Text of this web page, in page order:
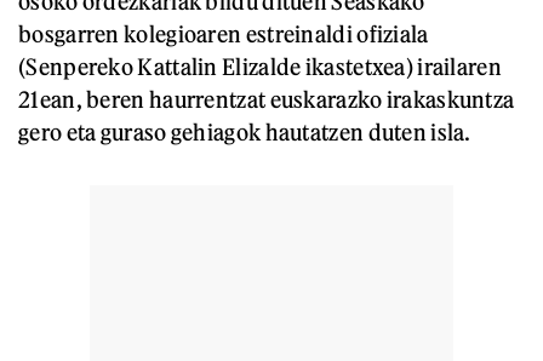
bosgarren kolegioaren estreinaldi ofiziala
(Senpereko Kattalin Elizalde ikastetxea) irailaren
21ean, beren haurrentzat euskarazko irakaskuntza
gero eta guraso gehiagok hautatzen duten isla.